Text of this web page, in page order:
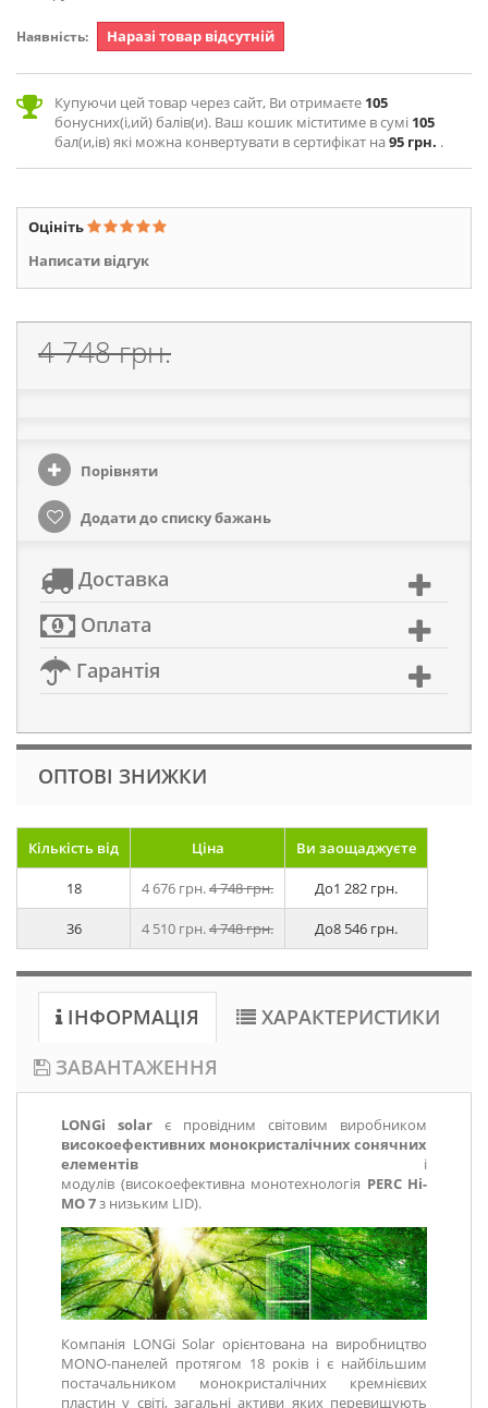
Наявність: Наразі товар відсутній
Купуючи цей товар через сайт, Ви отримаєте 105
бонусних(і,ий) балів(и). Ваш кошик міститиме в сумі 105
бал(и,ів) які можна конвертувати в сертифікат на95 грн. .
Оцініть
Написати відгук
4 748 грн.
Порівняти
Додати до списку бажань
Доставка
Оплата
Гарантія
ОПТОВІ ЗНИЖКИ
Кількість від Ціна Ви заощаджуєте
18 4 676 грн.4 748 грн. До1 282 грн.
36 4 510 грн.4 748 грн. До8 546 грн.
ІНФОРМАЦІЯ
ХАРАКТЕРИСТИКИ
ЗАВАНТАЖЕННЯ
LONGi solar є провідним світовим виробником
високоефективних монокристалічних сонячних
елементів і
модулів (високоефективна монотехнологія PERC Hi-
MO 7з низьким LID).
Компанія LONGi Solar орієнтована на виробництво
MONO-панелей протягом 18 років і є найбільшим
постачальником монокристалічних кремнієвих
пластин у світі, загальні активи яких перевищують